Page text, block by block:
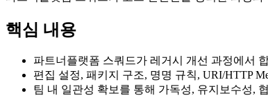
핵심 내용
파트너플랫폼 스쿼드가 레거시 개선 과정에서
편집 설정, 패키지 구조, 명명 규칙, URI/HTTP
팀 내 일관성 확보를 통해 가독성, 유지보수성,